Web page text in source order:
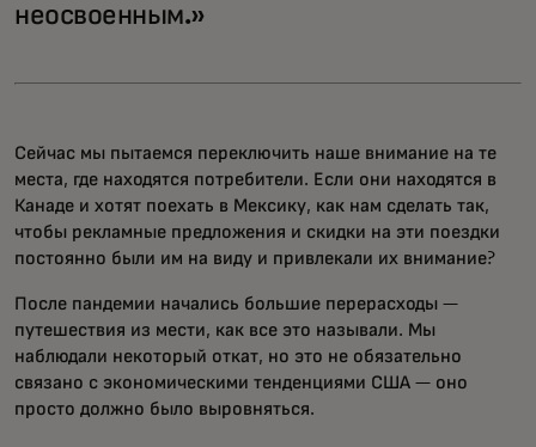
неосвоенным.»
Сейчас мы пытаемся переключить наше внимание на те
места, где находятся потребители. Если они находятся в
Канаде и хотят поехать в Мексику, как нам сделать так,
чтобы рекламные предложения и скидки на эти поездки
постоянно были им на виду и привлекали их внимание?
После пандемии начались большие перерасходы —
путешествия из мести, как все это называли. Мы
наблюдали некоторый откат, но это не обязательно
связано с экономическими тенденциями США — оно
просто должно было выровняться.